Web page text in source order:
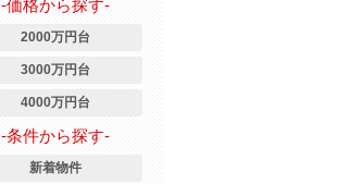
-価格から探す-
2000万円台
3000万円台
4000万円台
-条件から探す-
新着物件